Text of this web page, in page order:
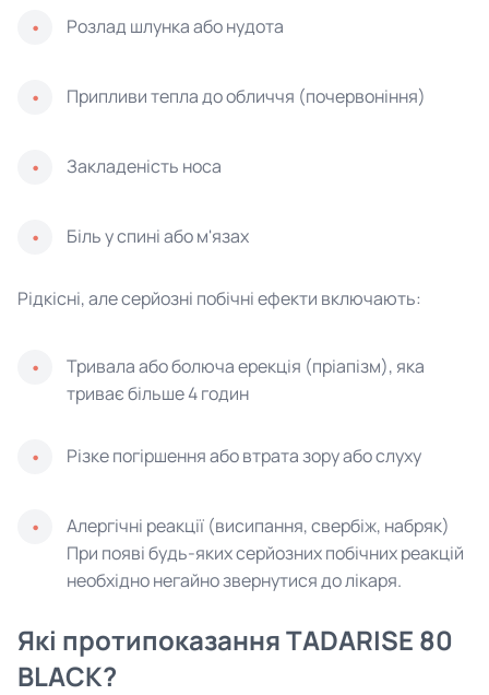
Розлад шлунка або нудота
Припливи тепла до обличчя (почервоніння)
Закладеність носа
Біль у спині або м'язах
Рідкісні, але серйозні побічні ефекти включають:
Тривала або болюча ерекція (пріапізм), яка
триває більше 4 годин
Різке погіршення або втрата зору або слуху
Алергічні реакції (висипання, свербіж, набряк)
При появі будь-яких серйозних побічних реакцій
необхідно негайно звернутися до лікаря.
Які протипоказання TADARISE 80
BLACK?